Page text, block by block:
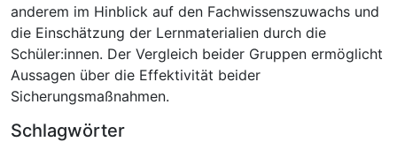
anderem im Hinblick auf den Fachwissenszuwachs und
die Einschätzung der Lernmaterialien durch die
Schüler:innen. Der Vergleich beider Gruppen ermöglicht
Aussagen über die Effektivität beider
Sicherungsmaßnahmen.
Schlagwörter